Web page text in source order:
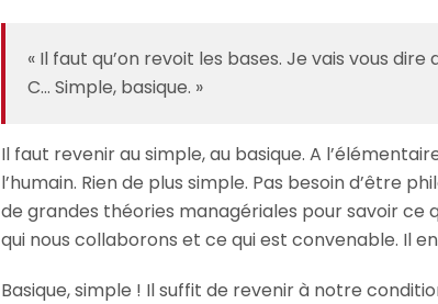
« Il faut qu’on revoit les bases. Je vais vous
C… Simple, basique. »
Il faut revenir au simple, au basique. A
l’humain. Rien de plus simple. Pas besoin d’être
de grandes théories managériales pour savoir ce
qui nous collaborons et ce qui est convenable. Il
Basique, simple ! Il suffit de revenir à notre